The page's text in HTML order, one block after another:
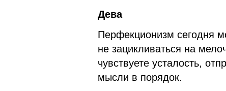
Дева
Перфекционизм сегодня
не зацикливаться на
чувствуете усталость,
мысли в порядок.